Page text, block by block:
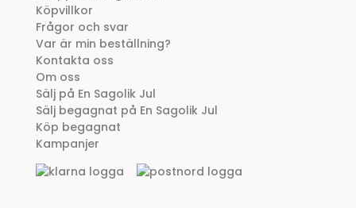
Köpvillkor
Frågor och svar
Var är min beställning?
Kontakta oss
Om oss
Sälj på En Sagolik Jul
Sälj begagnat på En Sagolik Jul
Köp begagnat
Kampanjer